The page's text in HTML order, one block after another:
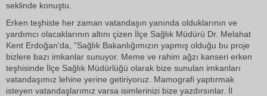
seklinde konuştu.
Erken teşhiste her zaman vatandaşın yanında olduklarının ve
yardımcı olacaklarının altını çizen İlçe Sağlık Müdürü Dr. Melahat
Kent Erdoğan'da, "Sağlık Bakanlığımızın yapmış olduğu bu proje
bizlere bazı imkanlar sunuyor. Meme ve rahim ağzı kanseri erken
teşhisinde İlçe Sağlık Müdürlüğü olarak bize sunulan imkanları
vatandaşımız lehine yerine getiriyoruz. Mamografi yaptırmak
isteyen vatandaşlarımız varsa isimlerinizi bize yazdırsınlar. İl